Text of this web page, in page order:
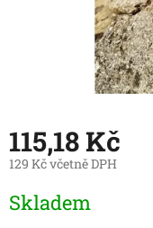
115,18 Kč
129 Kč včetně DPH
cena:
Skladem